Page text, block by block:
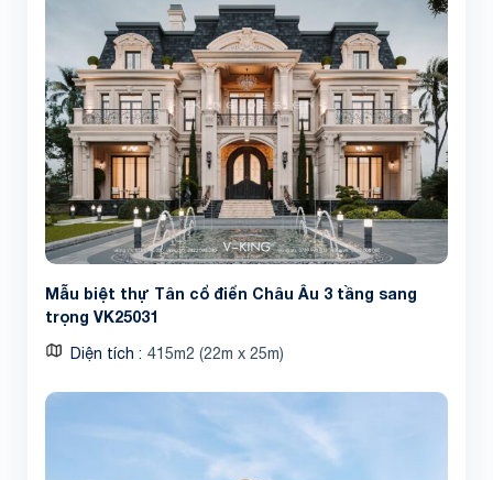
Mẫu biệt thự Tân cổ điển Châu Âu 3 tầng sang
trọng VK25031
Diện tích 415m2 (22m x 25m)